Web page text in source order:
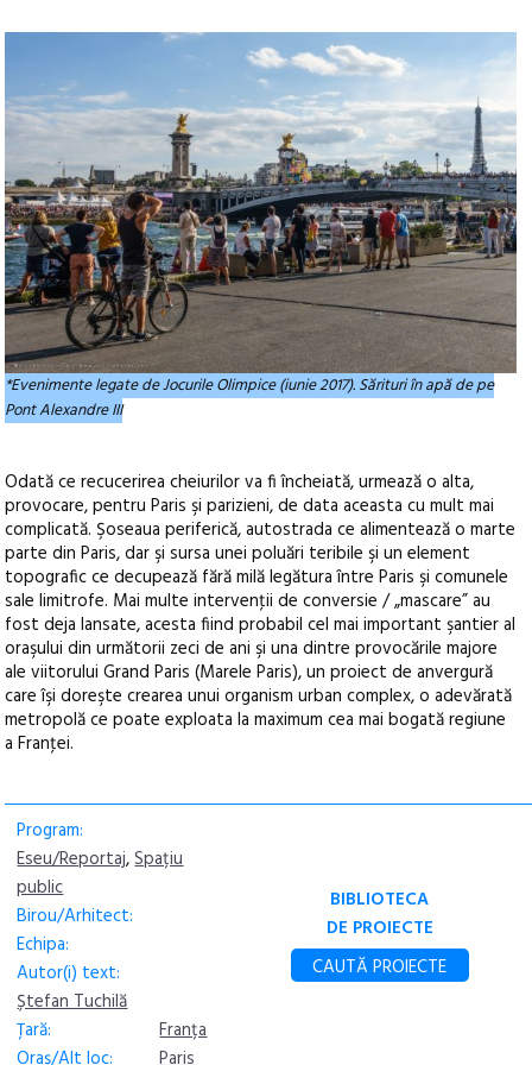
*Evenimente legate de Jocurile Olimpice (iunie 2017). Sărituri în apă de pe
Pont Alexandre III
Odată ce recucerirea cheiurilor va fi încheiată, urmează o alta,
provocare, pentru Paris şi parizieni, de data aceasta cu mult mai
complicată. Şoseaua periferică, autostrada ce alimentează o marte
parte din Paris, dar şi sursa unei poluări teribile şi un element
topografic ce decupează fără milă legătura între Paris şi comunele
sale limitrofe. Mai multe intervenţii de conversie / „mascare” au
fost deja lansate, acesta fiind probabil cel mai important şantier al
oraşului din următorii zeci de ani şi una dintre provocările majore
ale viitorului Grand Paris (Marele Paris), un proiect de anvergură
care îşi doreşte crearea unui organism urban complex, o adevărată
metropolă ce poate exploata la maximum cea mai bogată regiune
a Franţei.
Program:
Eseu/Reportaj,Spațiu
public
Birou/Arhitect:
Echipa:
Autor(i) text:
Ștefan Tuchilă
Țară:
Franța
Oraș/Alt loc:
Paris
BIBLIOTECA
DE PROIECTE
CAUTĂ PROIECTE